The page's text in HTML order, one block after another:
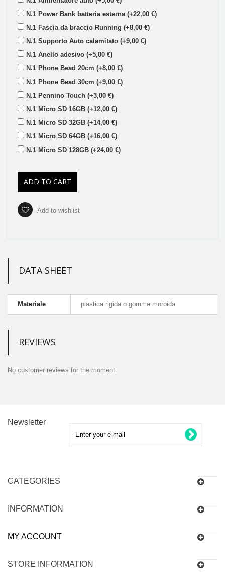
N.1 Power Bank batteria esterna (+22,00 €)
N.1 Fascia da braccio Running (+8,00 €)
N.1 Supporto Auto calamitato (+9,00 €)
N.1 Anello adesivo (+5,00 €)
N.1 Phone Bead 20cm (+8,00 €)
N.1 Phone Bead 30cm (+9,00 €)
N.1 Pennino Touch (+3,00 €)
N.1 Micro SD 16GB (+12,00 €)
N.1 Micro SD 32GB (+14,00 €)
N.1 Micro SD 64GB (+16,00 €)
N.1 Micro SD 128GB (+24,00 €)
ADD TO CART
Add to wishlist
DATA SHEET
Materiale plastica rigida o gomma morbida
REVIEWS
No customer reviews for the moment.
Newsletter
CATEGORIES
INFORMATION
MY ACCOUNT
STORE INFORMATION